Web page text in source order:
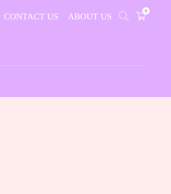
CONTACT US ABOUT US
0